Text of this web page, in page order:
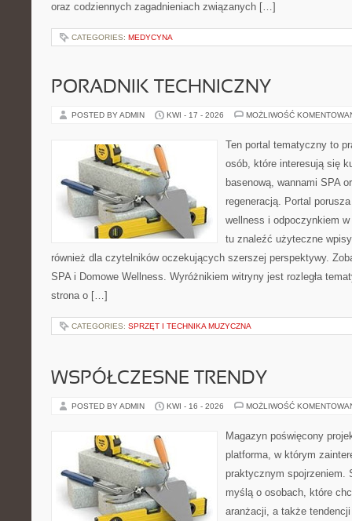
oraz codziennych zagadnieniach związanych […]
CATEGORIES: MEDYCYNA
PORADNIK TECHNICZNY
POSTED BY ADMIN KWI - 17 - 2026 MOŻLIWOŚĆ
Ten portal tematyczny to
osób, które interesują się
basenową, wannami SPA
regeneracją. Portal
wellness i odpoczynkiem
tu znaleźć użyteczne
również dla czytelników oczekujących szerszej perspektywy.
SPA i Domowe Wellness. Wyróżnikiem witryny jest rozległa
strona o […]
CATEGORIES: SPRZĘT I TECHNIKA MUZYCZNA
WSPÓŁCZESNE TRENDY
POSTED BY ADMIN KWI - 16 - 2026 MOŻLIWOŚĆ
Magazyn poświęcony
platforma, w którym
praktycznym spojrzeniem.
myślą o osobach, które
aranżacji, a także